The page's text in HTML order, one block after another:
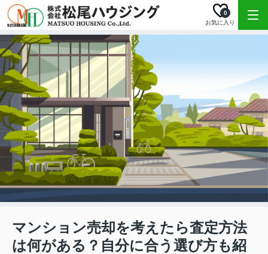
お気に入り
0
マンション売却を考えたら査定方法
は何がある？自分に合う選び方も紹